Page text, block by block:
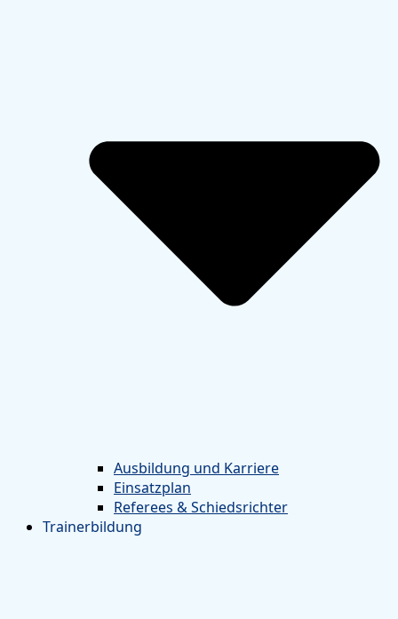
Ausbildung und Karriere
Einsatzplan
Referees & Schiedsrichter
Trainerbildung